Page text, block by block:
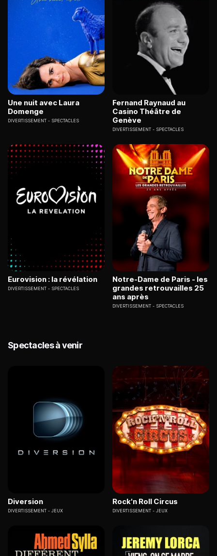
Une nuit avec Laura
Domenge
DIVERTISSEMENT SPECTACLES
Fernand Raynaud au
Casino Théâtre de
Genève
DIVERTISSEMENT SPECTACLES
Eurovision : la révélation
DIVERTISSEMENT SPECTACLES
Notre-Dame de Paris - les
grandes retrouvailles 25
ans après
DIVERTISSEMENT SPECTACLES
Spectacles à venir
Diversion
DIVERTISSEMENT JEUX
Rock'n Roll Circus
DIVERTISSEMENT JEUX